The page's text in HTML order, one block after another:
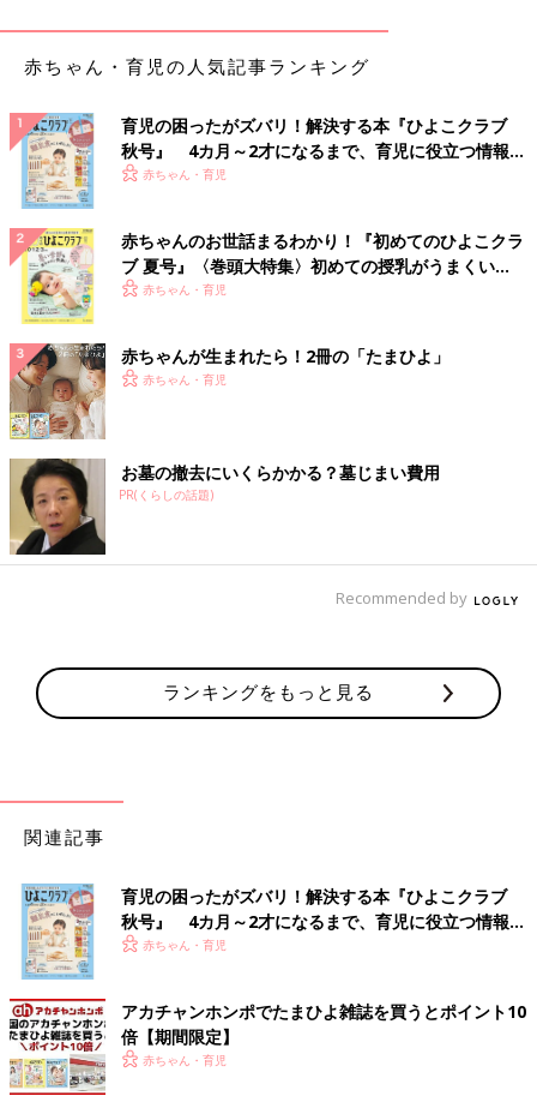
「夫が美容院のヘッドスパを予約してくれました」
「私と夫のママ＆パパ１才のお祝いに、美味しいケーキを予約し
ました」
という、特別なご褒美はごくごく少数派でした。
「ゆっくりお買い物できないので、ネットで1000円以内で何か
お取り寄せかな」
「卒乳したので、毎晩１本のビールが私のささやかなご褒美とと
なっております」
「ときどきスタバを飲むこと」
「美味しい食パンを厚切りでほうばって食べること」
「ちょっとお高めのアイスやチョコをひとりで食べること」
「夫とシェアしないで、ひとりで甘いスイーツやお菓子を食べる
ことがご褒美＆ストレス解消です」
楽しむママが多いようです。０歳児育児が忙しすぎて「１歳の誕
生日は子どもで手一杯」で、自分は後回しのようですね。
そんな声も届きました。ママ1才のみなさま、０歳育児、本当に
文／和兎尊美
※文中のコメントはアプリ「
寄せられた投稿を再編集したものです。
※アンケートの結果は「ルーム」にて以下の期間で実施した回答
結果を合算したものです。（有効回答数：1,905）
赤ちゃん・育児の人気記事ランキング
育児の困ったがズバリ！解決する本『ひよこクラブ
秋号』 4カ月～2才になるまで、育児に役立つ情報が
いっぱい！
赤ちゃん・育児
赤ちゃんのお世話まるわかり！『初めてのひよこクラ
ブ 夏号』〈巻頭大特集〉初めての授乳がうまくい
く！ おっぱい・ミルクの基本と夏のトラブル 解決テ
赤ちゃん・育児
赤ちゃんが生まれたら！2冊の「たまひよ」
赤ちゃん・育児
お墓の撤去にいくらかかる？墓じまい費用
PR(くらしの話題)
Recommended by
ランキングをもっと見る
関連記事
育児の困ったがズバリ！解決する本『ひよこクラブ
秋号』 4カ月～2才になるまで、育児に役立つ情報が
いっぱい！
赤ちゃん・育児
アカチャンホンポでたまひよ雑誌を買うとポイント10
倍【期間限定】
赤ちゃん・育児